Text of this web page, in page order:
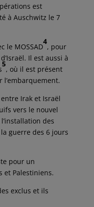
est
à Auschwitz le 7
le MOSSAD
4
, pour
Il est aussi à
5
, où il est présent
l’embarquement.
Irak et Israël
vers le nouvel
des
guerre des 6 jours
pour un
et Palestiniens.
exclus et ils